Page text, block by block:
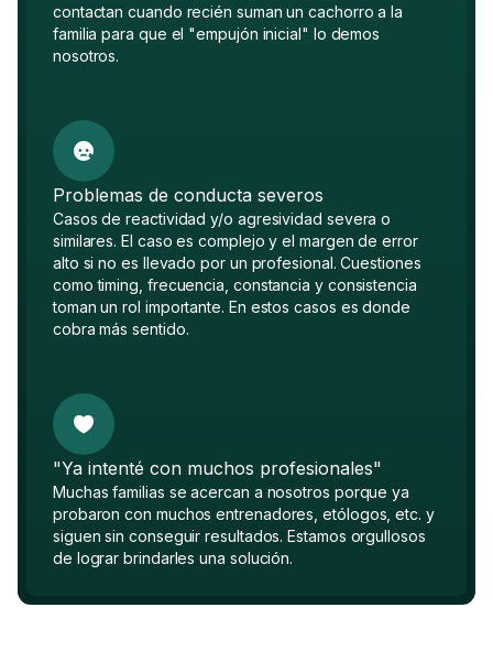
contactan cuando recién suman un cachorro a la
familia para que el "empujón inicial" lo demos
nosotros.
Problemas de conducta severos
Casos de reactividad y/o agresividad severa o
similares. El caso es complejo y el margen de error
alto si no es llevado por un profesional. Cuestiones
como timing, frecuencia, constancia y consistencia
toman un rol importante. En estos casos es donde
cobra más sentido.
"Ya intenté con muchos profesionales"
Muchas familias se acercan a nosotros porque ya
probaron con muchos entrenadores, etólogos, etc. y
siguen sin conseguir resultados. Estamos orgullosos
de lograr brindarles una solución.